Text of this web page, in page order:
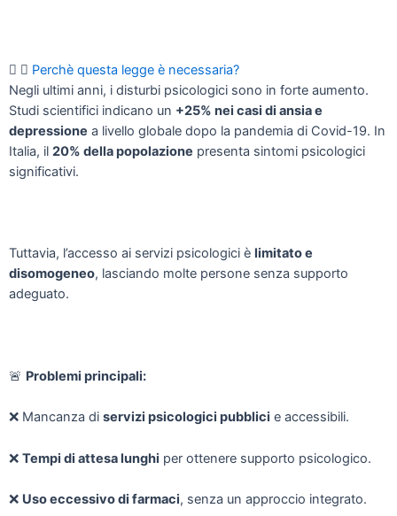
Perchè questa legge è necessaria?
Negli ultimi anni, i disturbi psicologici sono in forte aumento.
Studi scientifici indicano un +25% nei casi di ansia e
depressione a livello globale dopo la pandemia di Covid-19. In
Italia, il 20% della popolazione presenta sintomi psicologici
significativi.
Tuttavia, l’accesso ai servizi psicologici è limitato e
disomogeneo, lasciando molte persone senza supporto
adeguato.
🚨 Problemi principali:
❌ Mancanza di servizi psicologici pubblici e accessibili.
❌ Tempi di attesa lunghi per ottenere supporto psicologico.
❌ Uso eccessivo di farmaci, senza un approccio integrato.